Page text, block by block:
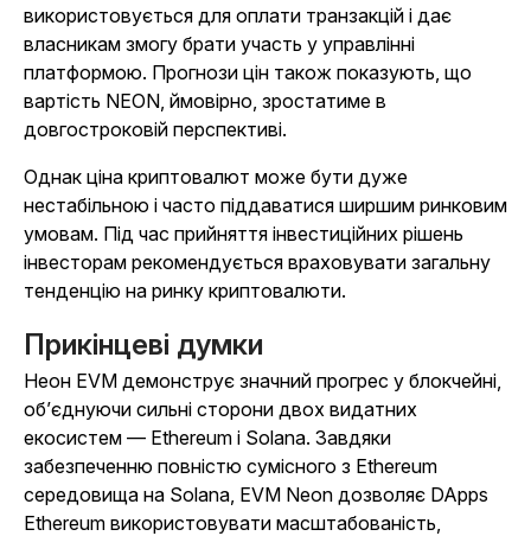
використовується для оплати транзакцій і дає
власникам змогу брати участь у управлінні
платформою. Прогнози цін також показують, що
вартість NEON, ймовірно, зростатиме в
довгостроковій перспективі.
Однак ціна криптовалют може бути дуже
нестабільною і часто піддаватися ширшим ринковим
умовам. Під час прийняття інвестиційних рішень
інвесторам рекомендується враховувати загальну
тенденцію на ринку криптовалюти.
Прикінцеві думки
Неон EVM демонструє значний прогрес у блокчейні,
об’єднуючи сильні сторони двох видатних
екосистем — Ethereum і Solana. Завдяки
забезпеченню повністю сумісного з Ethereum
середовища на Solana, EVM Neon дозволяє DApps
Ethereum використовувати масштабованість,